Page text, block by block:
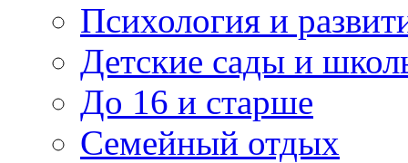
Психология и
Детские сады и
До 16 и старше
Семейный отдых